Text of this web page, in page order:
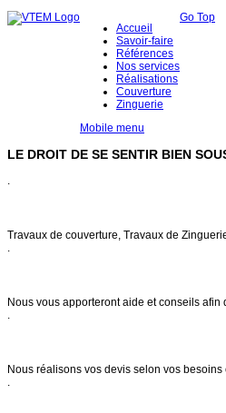
Accueil
Savoir-faire
Références
Nos services
Réalisations
Couverture
Zinguerie
Mobile menu
LE DROIT DE SE SENTIR BIEN
.
Travaux de couverture, Travaux de
.
Nous vous apporteront aide et conseils
.
Nous réalisons vos devis selon vos
Go Top